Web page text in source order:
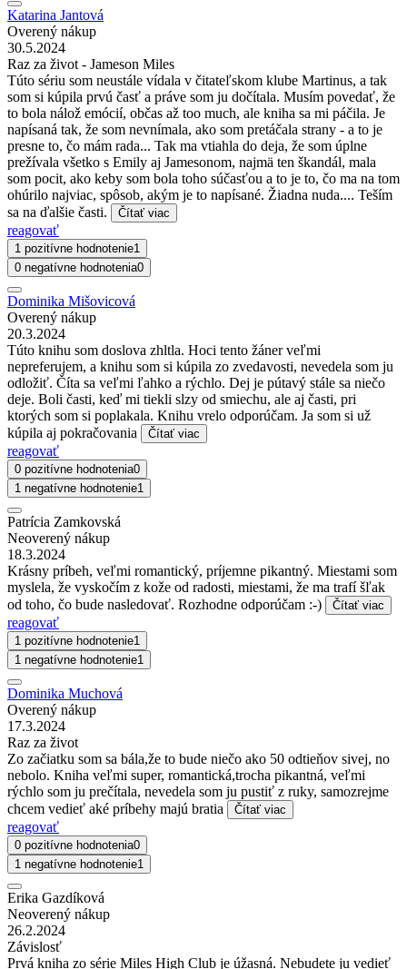
Katarina Jantová
Overený nákup
30.5.2024
Raz za život - Jameson Miles
Túto sériu som neustále vídala v čitateľskom klube Martinus, a tak
som si kúpila prvú časť a práve som ju dočítala. Musím povedať, že
to bola nálož emócií, občas až too much, ale kniha sa mi páčila. Je
napísaná tak, že som nevnímala, ako som pretáčala strany - a to je
presne to, čo mám rada... Tak ma vtiahla do deja, že som úplne
prežívala všetko s Emily aj Jamesonom, najmä ten škandál, mala
som pocit, ako keby som bola toho súčasťou a to je to, čo ma na tom
ohúrilo najviac, spôsob, akým je to napísané. Žiadna nuda.... Teším
sa na ďalšie časti.
Čítať viac
reagovať
1 pozitívne hodnotenie1
0 negatívne hodnotenia0
Dominika Mišovicová
Overený nákup
20.3.2024
Túto knihu som doslova zhltla. Hoci tento žáner veľmi
nepreferujem, a knihu som si kúpila zo zvedavosti, nevedela som ju
odložiť. Číta sa veľmi ľahko a rýchlo. Dej je pútavý stále sa niečo
deje. Boli časti, keď mi tiekli slzy od smiechu, ale aj časti, pri
ktorých som si poplakala. Knihu vrelo odporúčam. Ja som si už
kúpila aj pokračovania
Čítať viac
reagovať
0 pozitívne hodnotenia0
1 negatívne hodnotenie1
Patrícia Zamkovská
Neoverený nákup
18.3.2024
Krásny príbeh, veľmi romantický, príjemne pikantný. Miestami som
myslela, že vyskočím z kože od radosti, miestami, že ma trafí šľak
od toho, čo bude nasledovať. Rozhodne odporúčam :-)
Čítať viac
reagovať
1 pozitívne hodnotenie1
1 negatívne hodnotenie1
Dominika Muchová
Overený nákup
17.3.2024
Raz za život
Zo začiatku som sa bála,že to bude niečo ako 50 odtieňov sivej, no
nebolo. Kniha veľmi super, romantická,trocha pikantná, veľmi
rýchlo som ju prečítala, nevedela som ju pustiť z ruky, samozrejme
chcem vedieť aké príbehy majú bratia
Čítať viac
reagovať
0 pozitívne hodnotenia0
1 negatívne hodnotenie1
Erika Gazdíková
Neoverený nákup
26.2.2024
Závislosť
Prvá kniha zo série Miles High Club je úžasná. Nebudete ju vedieť